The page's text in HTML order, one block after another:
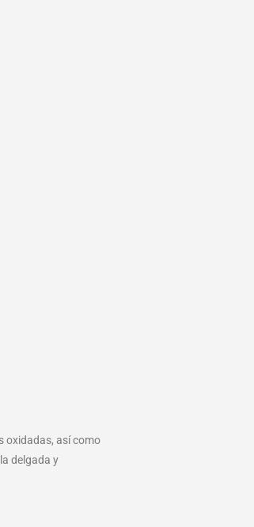
oxidadas, así como
delgada y